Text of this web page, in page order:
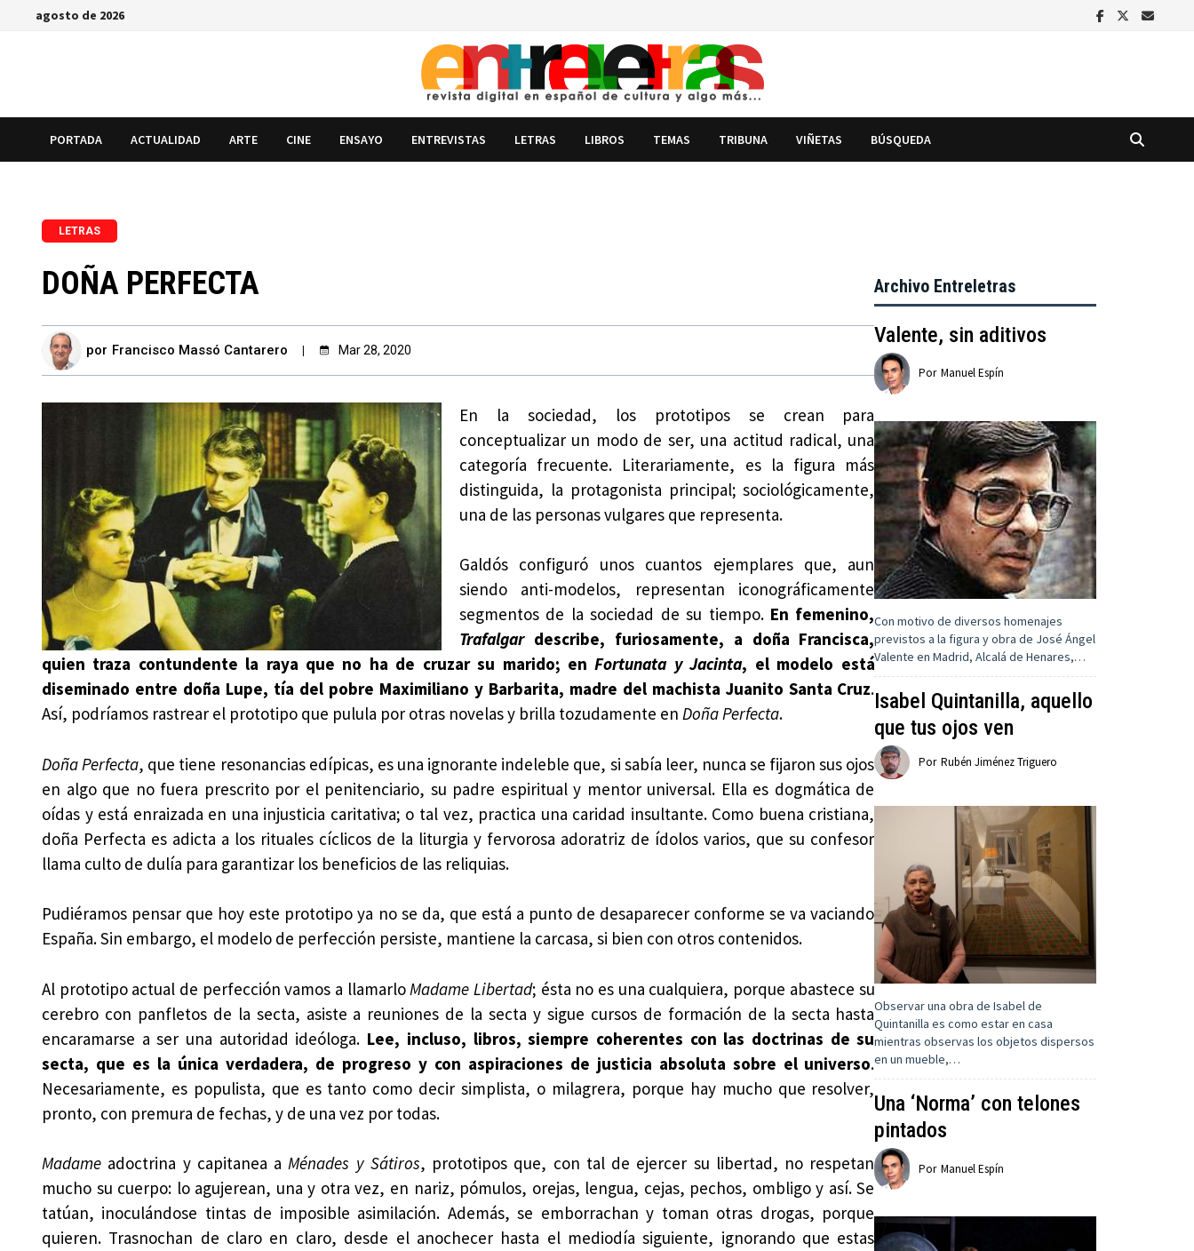
Saltaragosto de 2026
PORTADA ACTUALIDAD ARTE CINE ENSAYO ENTREVISTAS LETRAS LIBROS TEMAS TRIBUNA VIÑETAS BÚSQUEDA
LETRAS
DOÑA PERFECTA
por Francisco Massó Cantarero Mar 28, 2020
En la sociedad, los prototipos se crean para
conceptualizar un modo de ser, una actitud radical, una
categoría frecuente. Literariamente, es la figura más
distinguida, la protagonista principal; sociológicamente,
una de las personas vulgares que representa.
Galdós configuró unos cuantos ejemplares que, aun
siendo anti-modelos, representan iconográficamente
segmentos de la sociedad de su tiempo. En femenino,
Trafalgardescribe, furiosamente, a doña Francisca,
quien traza contundente la raya que no ha de cruzar su marido; enFortunata y Jacinta, el modelo está
diseminado entre doña Lupe, tía del pobre Maximiliano y Barbarita, madre del machista Juanito Santa Cruz.
Así, podríamos rastrear el prototipo que pulula por otras novelas y brilla tozudamente en Doña Perfecta.
Doña Perfecta, que tiene resonancias edípicas, es una ignorante indeleble que, si sabía leer, nunca se fijaron sus ojos
en algo que no fuera prescrito por el penitenciario, su padre espiritual y mentor universal. Ella es dogmática de
oídas y está enraizada en una injusticia caritativa; o tal vez, practica una caridad insultante. Como buena cristiana,
doña Perfecta es adicta a los rituales cíclicos de la liturgia y fervorosa adoratriz de ídolos varios, que su confesor
llama culto de dulía para garantizar los beneficios de las reliquias.
Pudiéramos pensar que hoy este prototipo ya no se da, que está a punto de desaparecer conforme se va vaciando
España. Sin embargo, el modelo de perfección persiste, mantiene la carcasa, si bien con otros contenidos.
Al prototipo actual de perfección vamos a llamarloMadame Libertad; ésta no es una cualquiera, porque abastece su
cerebro con panfletos de la secta, asiste a reuniones de la secta y sigue cursos de formación de la secta hasta
encaramarse a ser una autoridad ideóloga. Lee, incluso, libros, siempre coherentes con las doctrinas de su
secta, que es la única verdadera, de progreso y con aspiraciones de justicia absoluta sobre el universo.
Necesariamente, es populista, que es tanto como decir simplista, o milagrera, porque hay mucho que resolver,
pronto, con premura de fechas, y de una vez por todas.
Madameadoctrina y capitanea aMénades y Sátiros, prototipos que, con tal de ejercer su libertad, no respetan
mucho su cuerpo: lo agujerean, una y otra vez, en nariz, pómulos, orejas, lengua, cejas, pechos, ombligo y así. Se
tatúan, inoculándose tintas de imposible asimilación. Además, se emborrachan y toman otras drogas, porque
quieren. Trasnochan de claro en claro, desde el anochecer hasta el mediodía siguiente, ignorando que estas
Archivo Entreletras
Valente, sin aditivos
Por Manuel Espín
Con motivo de diversos homenajes
previstos a la figura y obra de José Ángel
Valente en Madrid, Alcalá de Henares,…
Isabel Quintanilla, aquello
que tus ojos ven
Por Rubén Jiménez Triguero
Observar una obra de Isabel de
Quintanilla es como estar en casa
mientras observas los objetos dispersos
en un mueble,…
Una ‘Norma’ con telones
pintados
Por Manuel Espín